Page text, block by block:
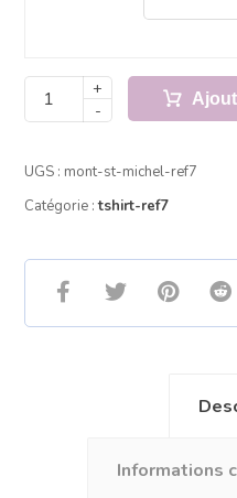
+
-
UGS : mont-st-michel-ref7
Catégorie :tshirt-ref7
Informations